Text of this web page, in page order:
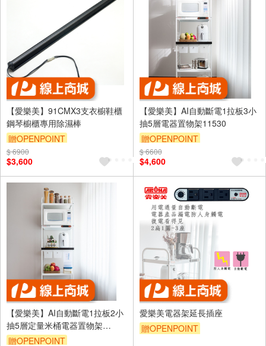
【愛樂美】91CMX3支衣櫥鞋櫃
鋼琴櫥櫃專用除濕棒
贈OPENPOINT
$ 6900
$3,600
【愛樂美】AI自動斷電1拉板3小
抽5層電器置物架11530
贈OPENPOINT
$ 6600
$4,600
【愛樂美】AI自動斷電1拉板2小
抽5層定量米桶電器置物架
11520R
贈OPENPOINT
愛樂美電器架延長插座
贈OPENPOINT